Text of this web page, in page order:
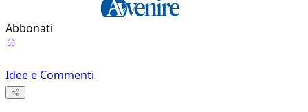
Abbonati
Idee e Commenti